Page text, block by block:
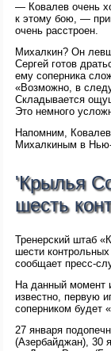
— Ковалев очень
к этому бою, —
очень расстроен.
Михалкин? Он
Сергей готов
ему соперника
«Возможно, в
Складывается
Это немного
Напомним,
Михалкиным в
'Крылья
шесть
Тренерский штаб
шести
сообщает пресс-
На данный момент
известно, первую
соперником будет
27 января
(Азербайджан), 30